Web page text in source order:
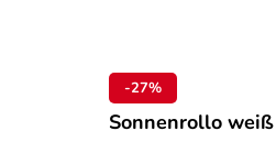
-27%
Sonnenrollo